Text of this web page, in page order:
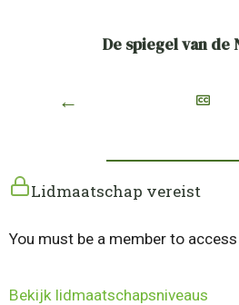
De spiegel van de
←
Lidmaatschap vereist
You must be a member to
Bekijk lidmaatschapsniveaus